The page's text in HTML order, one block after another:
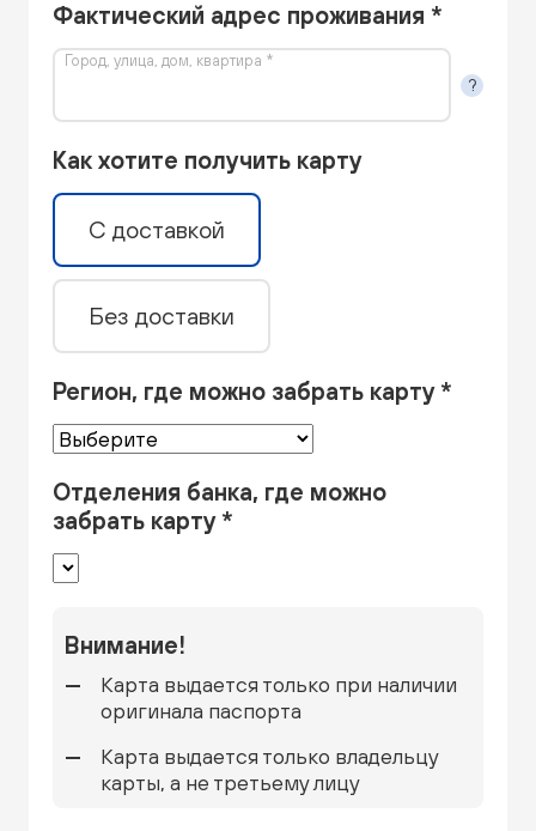
Фактический адрес проживания *
Город, улица, дом, квартира *
?
Как хотите получить карту
С доставкой
Без доставки
Регион, где можно забрать карту *
Отделения банка, где можно
забрать карту *
Внимание!
Карта выдается только при наличии
оригинала паспорта
Карта выдается только владельцу
карты, а не третьему лицу